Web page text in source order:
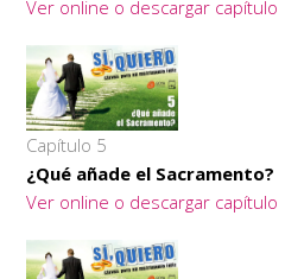
Ver online o descargar capítulo
Capítulo 5
¿Qué añade el Sacramento?
Ver online o descargar capítulo